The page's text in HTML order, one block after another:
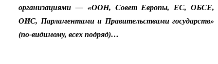
организациями — «ООН, Совет Европы, ЕС, ОБСЕ,
ОИС, Парламентами и Правительствами государств»
(по-видимому, всех подряд)…